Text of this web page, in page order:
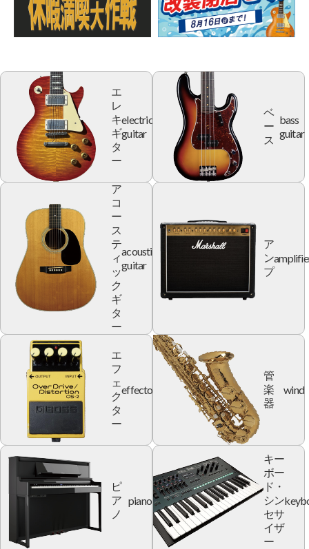
エ
レ
キ
ギ
タ
ー
electric
guitar
ベ
ー
ス
bass
guitar
ア
コ
ー
ス
テ
ィ
ッ
ク
ギ
タ
ー
acoustic
guitar
ア
ン
プ
エ
フ
ェ
ク
タ
ー
effector
管
楽
器
wind
ピ
ア
ノ
piano
キー
ボー
ド・
シン
セサ
イザ
ー